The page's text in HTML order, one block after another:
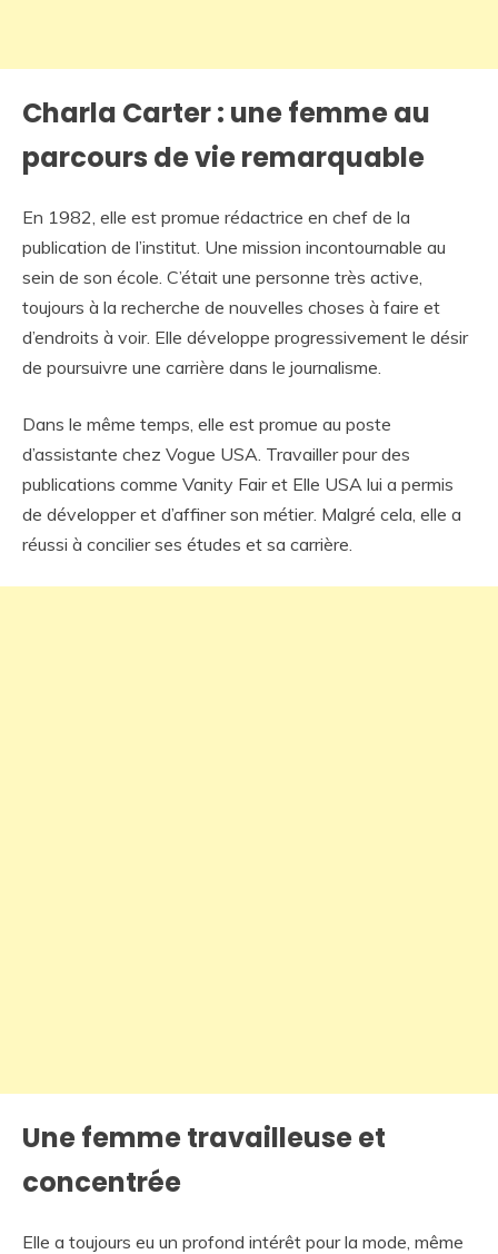
Charla Carter : une femme au
parcours de vie remarquable
En 1982, elle est promue rédactrice en chef de la
publication de l’institut. Une mission incontournable au
sein de son école. C’était une personne très active,
toujours à la recherche de nouvelles choses à faire et
d’endroits à voir. Elle développe progressivement le désir
de poursuivre une carrière dans le journalisme.
Dans le même temps, elle est promue au poste
d’assistante chez Vogue USA. Travailler pour des
publications comme Vanity Fair et Elle USA lui a permis
de développer et d’affiner son métier. Malgré cela, elle a
réussi à concilier ses études et sa carrière.
Une femme travailleuse et
concentrée
Elle a toujours eu un profond intérêt pour la mode, même